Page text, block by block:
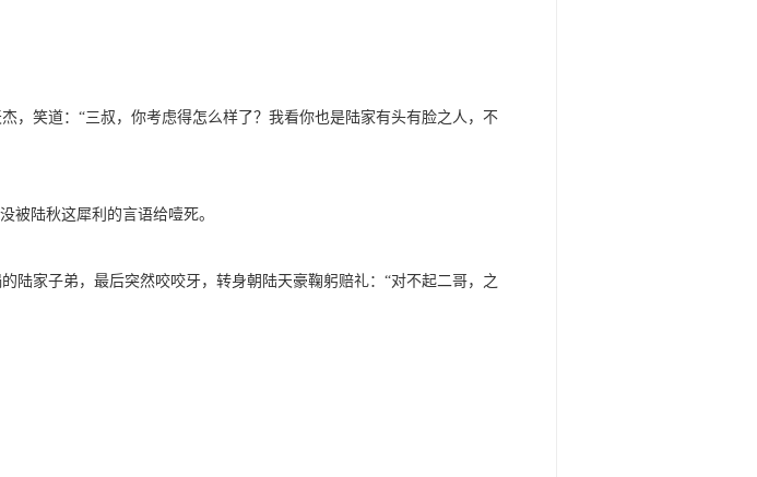
，笑道：“三叔，你考虑得怎么样了？我看你也是陆家有头有脸之人，不
被陆秋这犀利的言语给噎死。
陆家子弟，最后突然咬咬牙，转身朝陆天豪鞠躬赔礼：“对不起二哥，之